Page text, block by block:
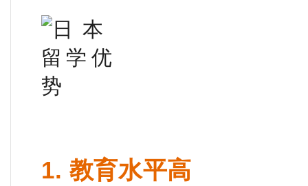
1. 教育水平高